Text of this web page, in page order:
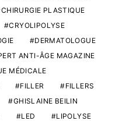
CHIRURGIE PLASTIQUE
CRYOLIPOLYSE
DERMATOLOGUE
ANTI-ÂGE MAGAZINE
MÉDICALE
FILLER
FILLERS
GHISLAINE BEILIN
LED
LIPOLYSE